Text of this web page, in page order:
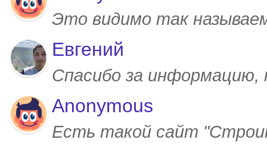
Это видимо так
Евгений
Спасибо за
Anonymous
Есть такой сайт